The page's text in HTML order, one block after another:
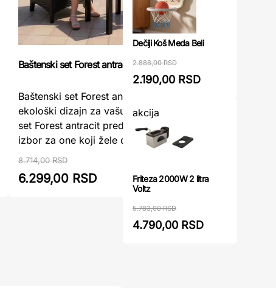
Baštenski set Forest antracit
Baštenski set Forest antracit – udobnost i
ekološki dizajn za vašu terasuBaštenski
set Forest antracit predstavlja idealan
izbor za one koji žele da u ...
8.714,00 RSD
6.299,00 RSD
Dečiji Koš Meda Beli
2.888,00 RSD
2.190,00 RSD
akcija
Friteza 2000W 2 litra
Voltz
5.783,00 RSD
4.790,00 RSD